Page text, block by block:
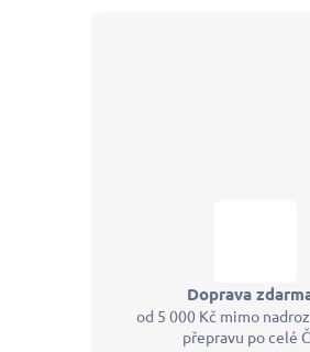
Doprava
od 5 000 Kč mimo
přepravu po celé